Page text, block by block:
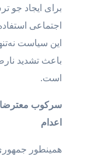
برای ایجاد
اجتماعی
این سیاست
باعث تشدید
است.
سرکوب معترضان
اعدام
همینطور